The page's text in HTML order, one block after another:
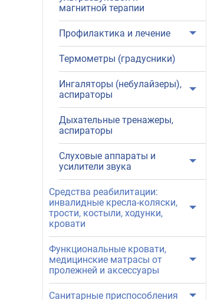
магнитной терапии
Профилактика и лечение
Термометры (градусники)
Ингаляторы (небулайзеры),
аспираторы
Дыхательные тренажеры,
аспираторы
Слуховые аппараты и
усилители звука
Средства реабилитации:
инвалидные кресла-коляски,
трости, костыли, ходунки,
кровати
Функциональные кровати,
медицинские матрасы от
пролежней и аксессуары
Санитарные приспособления